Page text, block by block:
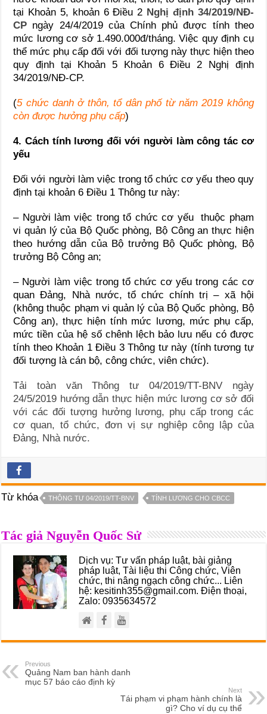
tại Khoản 5, khoản 6 Điều 2 Nghị định 34/2019/NĐ-
CP ngày 24/4/2019 của Chính phủ được tính theo
mức lương cơ sở 1.490.000đ/tháng. Việc quy định cụ
thể mức phụ cấp đối với đối tượng này thực hiện theo
quy định tại Khoản 5 Khoản 6 Điều 2 Nghị định
34/2019/NĐ-CP.
(5 chức danh ở thôn, tổ dân phố từ năm 2019 không
còn được hưởng phụ cấp)
4. Cách tính lương đối với người làm công tác cơ
yếu
Đối với người làm việc trong tổ chức cơ yếu theo quy
định tại khoản 6 Điều 1 Thông tư này:
– Người làm việc trong tổ chức cơ yếu thuộc phạm
vi quản lý của Bộ Quốc phòng, Bộ Công an thực hiện
theo hướng dẫn của Bộ trưởng Bộ Quốc phòng, Bộ
trưởng Bộ Công an;
– Người làm việc trong tổ chức cơ yếu trong các cơ
quan Đảng, Nhà nước, tổ chức chính trị – xã hội
(không thuộc phạm vi quản lý của Bộ Quốc phòng, Bộ
Công an), thực hiện tính mức lương, mức phụ cấp,
mức tiền của hệ số chênh lệch bảo lưu nếu có được
tính theo Khoản 1 Điều 3 Thông tư này (tính tương tự
đối tượng là cán bộ, công chức, viên chức).
Tải toàn văn Thông tư 04/2019/TT-BNV ngày
24/5/2019 hướng dẫn thực hiện mức lương cơ sở đối
với các đối tượng hưởng lương, phụ cấp trong các
cơ quan, tổ chức, đơn vị sự nghiệp công lập của
Đảng, Nhà nước.
Từ khóa THÔNG TƯ 04/2019/TT-BNV TÍNH LƯƠNG CHO CBCC
Tác giả Nguyễn Quốc Sử
Dịch vụ: Tư vấn pháp luật, bài giảng
pháp luật, Tài liệu thi Công chức, Viên
chức, thi nâng ngạch công chức... Liên
hệ: kesitinh355@gmail.com. Điện thoại,
Zalo: 0935634572
Previous
Quảng Nam ban hành danh
mục 57 báo cáo định kỳ
Next
Tái phạm vi phạm hành chính là
gì? Cho ví dụ cụ thể